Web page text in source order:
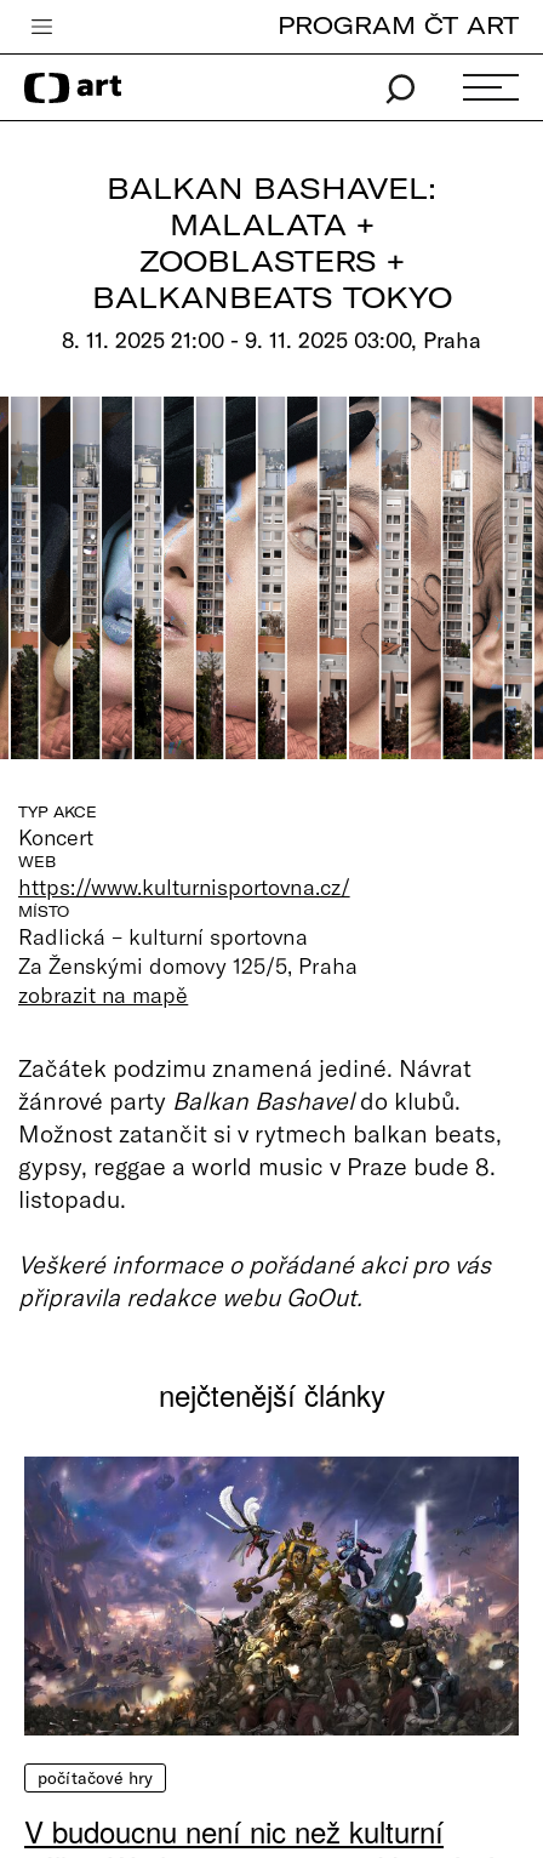
Česká televize
Zpravodajství
Vše o ČT
PROGRAM ČT ART
BALKAN BASHAVEL:
MALALATA +
ZOOBLASTERS +
BALKANBEATS TOKYO
8. 11. 2025 21:00 - 9. 11. 2025 03:00, Praha
TYP AKCE
Koncert
WEB
https://www.kulturnisportovna.cz/
MÍSTO
Radlická – kulturní sportovna
Za Ženskými domovy 125/5, Praha
zobrazit na mapě
Začátek podzimu znamená jediné. Návrat
žánrové party Balkan Bashaveldo klubů.
Možnost zatančit si v rytmech balkan beats,
gypsy, reggae a world music v Praze bude 8.
listopadu.
Veškeré informace o pořádané akci pro vás
připravila redakce webu GoOut.
nejčtenější články
počítačové hry
V budoucnu není nic než kulturní